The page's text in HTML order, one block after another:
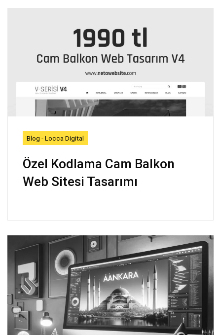
Blog - Locca Digital
Özel Kodlama Cam Balkon
Web Sitesi Tasarımı